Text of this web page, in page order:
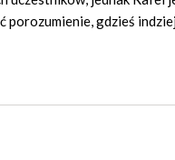
porozumienie, gdzieś